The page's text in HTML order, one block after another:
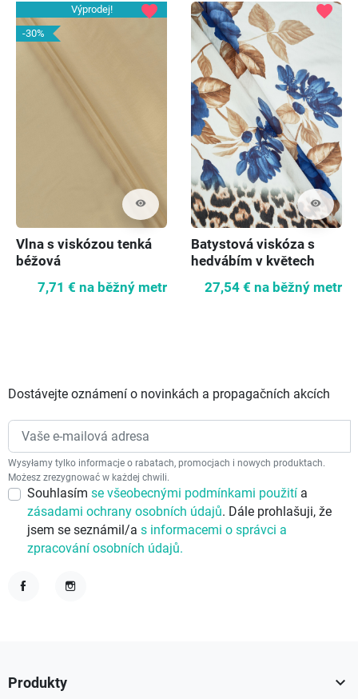
Výprodej!
-30%
visibility
favorite
Vlna s viskózou tenká
béžová
7,71 € na běžný metr
visibility
favorite
Batystová viskóza s
hedvábím v květech
27,54 € na běžný metr
Dostávejte oznámení o novinkách a propagačních akcích
Wysyłamy tylko informacje o rabatach, promocjach i nowych produktach.
Możesz zrezygnować w każdej chwili.
Souhlasím se všeobecnými podmínkami použití a
zásadami ochrany osobních údajů. Dále prohlašuji, že
jsem se seznámil/a s informacemi o správci a
zpracování osobních údajů.
Produkty 